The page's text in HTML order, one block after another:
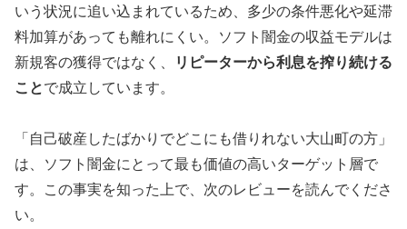
いう状況に追い込まれているため、多少の条件悪化や延滞
料加算があっても離れにくい。ソフト闇金の収益モデルは
新規客の獲得ではなく、
リピーターから利息を搾り続ける
ことで成立しています。
「自己破産したばかりでどこにも借りれない大山町の方」
は、ソフト闇金にとって最も価値の高いターゲット層で
す。この事実を知った上で、次のレビューを読んでくださ
い。